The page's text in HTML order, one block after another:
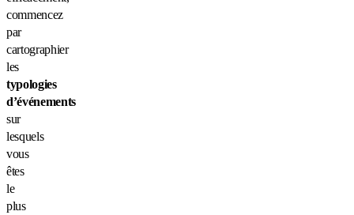
commencez
par
cartographier
les
typologies
d’événements
sur
lesquels
vous
êtes
le
plus